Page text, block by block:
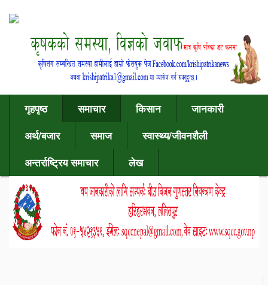
गृहपृष्ठ समाचार किसान
जानकारी
अर्थ/बजार
समाज
स्वास्थ्य/जीवनशैली
अन्तर्राष्ट्रिय समाचार
लेख